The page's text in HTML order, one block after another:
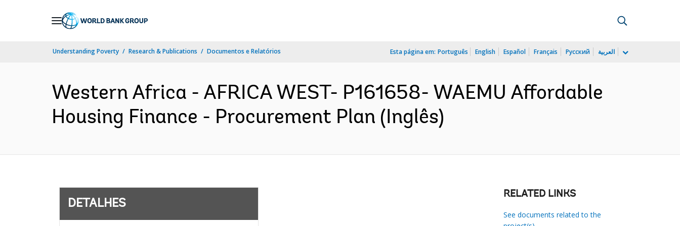
Understanding Poverty Research & Publications Documentos e Relatórios Esta página em: Português English Español Français Русский العربية
Western Africa - AFRICA WEST- P161658- WAEMU Affordable
Housing Finance - Procurement Plan (Inglês)
DETALHES
RELATED LINKS
See documents related to the